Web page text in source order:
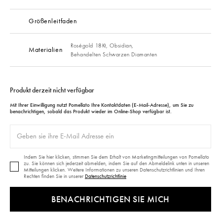
Größenleitfaden
Materialien Roségold 18Kt, Obsidian,
Behandelten Schwarzen Diamanten
Produkt derzeit nicht verfügbar
Mit Ihrer Einwilligung nutzt Pomellato Ihre Kontaktdaten (E-Mail-Adresse), um Sie zu
benachrichtigen, sobald das Produkt wieder im Online-Shop verfügbar ist.
Indem Sie hier klicken, stimmen Sie dem Erhalt von Marketingmitteilungen von Pomellato
zu. Sie können sich jederzeit abmelden, indem Sie auf den Abmeldelink unten in unseren
Mitteilungen klicken. Weitere Informationen zu unseren Datenschutzrichtlinien und Ihren
Rechten finden Sie in unserer Datenschutzrichtlinie
BENACHRICHTIGEN SIE MICH